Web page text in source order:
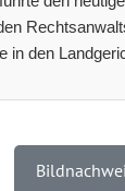
in den